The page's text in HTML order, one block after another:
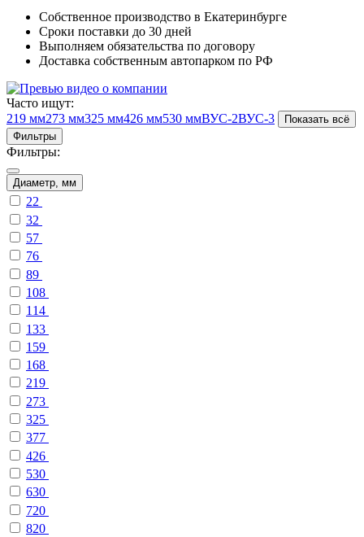
Собственное производство в Екатеринбурге
Сроки поставки до 30 дней
Выполняем обязательства по договору
Доставка собственным автопарком по РФ
Часто ищут:
219 мм273 мм325 мм426 мм530 ммВУС-2ВУС-3
Показать всё
Фильтры
Фильтры:
Диаметр, мм
22
32
57
76
89
108
114
133
159
168
219
273
325
377
426
530
630
720
820